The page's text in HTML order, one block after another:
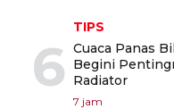
6
TIPS
Cuaca Panas
Begini
Radiator
7 jam